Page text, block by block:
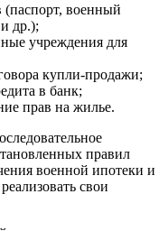
военный
др.);
учреждения для
купли-продажи;
в банк;
прав на жилье.
правил
военной ипотеки и
свои